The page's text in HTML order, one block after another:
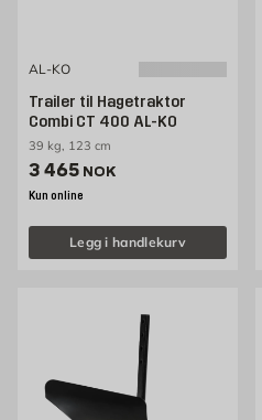
AL-KO
Trailer til Hagetraktor
Combi CT 400 AL-KO
39 kg, 123 cm
Pris 3465 NOK /stk
3 465 NOK
Kun online
Legg i handlekurv